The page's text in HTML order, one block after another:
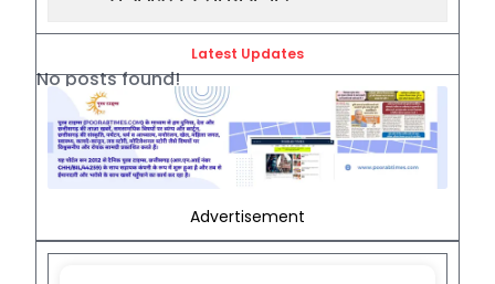
Latest Updates
No posts found!
Advertisement